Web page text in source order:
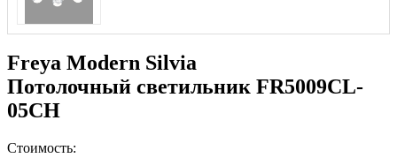
Freya Modern Silvia
Потолочный светильник FR5009CL-
05CH
Стоимость: